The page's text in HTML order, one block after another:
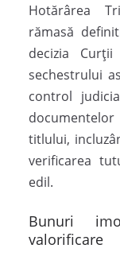
Hotărârea
rămasă
decizia
sechestrului
control
documentelor
titlului,
verificarea
edil.
Bunuri
valorificare